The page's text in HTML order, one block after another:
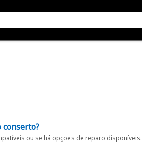
ou se há opções de reparo disponíveis.